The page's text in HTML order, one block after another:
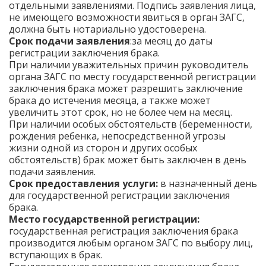
отдельными заявлениями. Подпись заявления лица,
не имеющего возможности явиться в орган ЗАГС,
должна быть нотариально удостоверена.
Срок подачи заявления:за месяц до даты
регистрации заключения брака.
При наличии уважительных причин руководитель
органа ЗАГС по месту государственной регистрации
заключения брака может разрешить заключение
брака до истечения месяца, а также может
увеличить этот срок, но не более чем на месяц.
При наличии особых обстоятельств (беременности,
рождения ребенка, непосредственной угрозы
жизни одной из сторон и других особых
обстоятельств) брак может быть заключен в день
подачи заявления.
Срок предоставления услуги: в назначенный день
для государственной регистрации заключения
брака.
Место государственной регистрации:
государственная регистрация заключения брака
производится любым органом ЗАГС по выбору лиц,
вступающих в брак.